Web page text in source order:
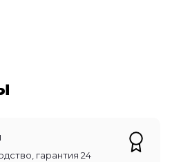
гарантия 24